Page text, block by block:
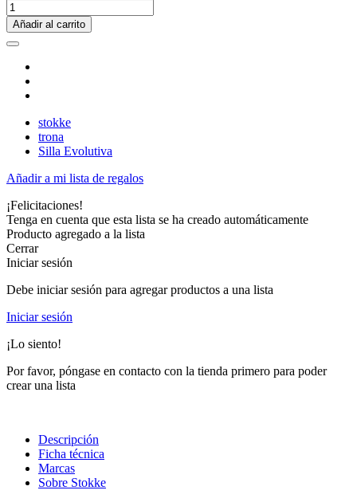
Añadir al carrito
stokke
trona
Silla Evolutiva
Añadir a mi lista de regalos
¡Felicitaciones!
Tenga en cuenta que esta lista se ha creado automáticamente
Producto agregado a la lista
Cerrar
Iniciar sesión
Debe iniciar sesión para agregar productos a una lista
Iniciar sesión
¡Lo siento!
Por favor, póngase en contacto con la tienda primero para poder
crear una lista
Descripción
Ficha técnica
Marcas
Sobre Stokke